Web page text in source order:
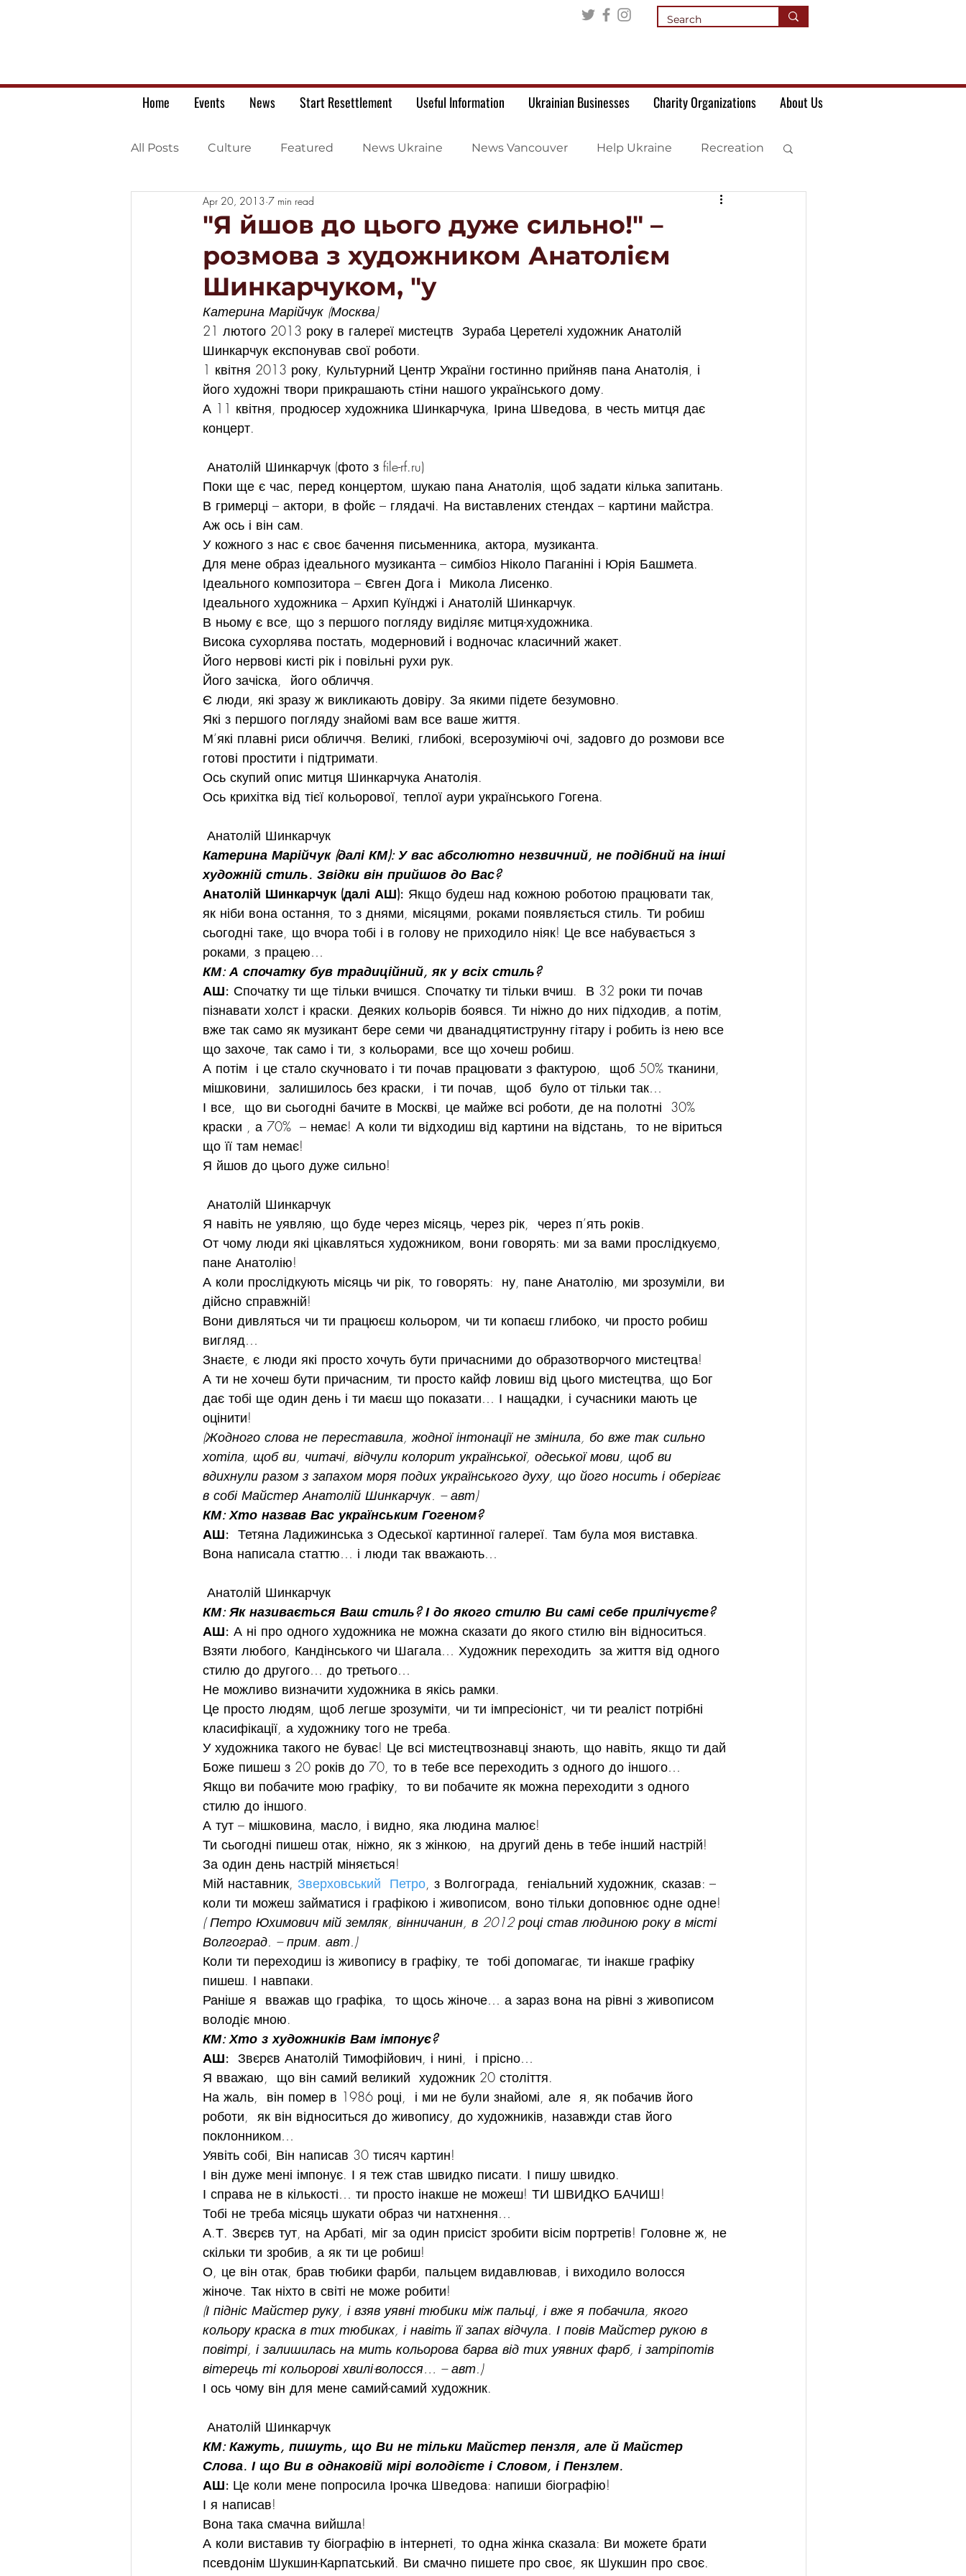
Home Events News Start Resettlement Useful Information Ukrainian Businesses Charity Organizations About Us
All Posts Culture Featured News Ukraine News Vancouver Help Ukraine Recreation
Ukrainian war letters
"Я йшов до цього дуже сильно!" –
розмова з художником Анатолієм
Шинкарчуком, "у
Apr 20, 2013 7 min read
Катерина Марійчук (Москва)
21 лютого 2013 року в галереї мистецтв  Зураба Церетелі художник Анатолій
Шинкарчук експонував свої роботи.
1 квітня 2013 року, Культурний Центр України гостинно прийняв пана Анатолія, і
його художні твори прикрашають стіни нашого українського дому.
А 11 квітня, продюсер художника Шинкарчука, Ірина Шведова, в честь митця дає
концерт.
Анатолій Шинкарчук (фото з file-rf.ru)
Поки ще є час, перед концертом, шукаю пана Анатолія, щоб задати кілька запитань.
В гримерці – актори, в фойє – глядачі. На виставлених стендах – картини майстра.
Аж ось і він сам.
У кожного з нас є своє бачення письменника, актора, музиканта.
Для мене образ ідеального музиканта – симбіоз Ніколо Паганіні і Юрія Башмета.
Ідеального композитора – Євген Дога і  Микола Лисенко.
Ідеального художника – Архип Куїнджі і Анатолій Шинкарчук.
В ньому є все, що з першого погляду виділяє митця-художника.
Висока сухорлява постать, модерновий і водночас класичний жакет.
Його нервові кисті рік і повільні рухи рук.
Його зачіска,  його обличчя.
Є люди, які зразу ж викликають довіру. За якими підете безумовно.
Які з першого погляду знайомі вам все ваше життя.
М‘які плавні риси обличчя. Великі, глибокі, всерозуміючі очі, задовго до розмови все
готові простити і підтримати.
Ось скупий опис митця Шинкарчука Анатолія.
Ось крихітка від тієї кольорової, теплої аури українського Гогена.
Анатолій Шинкарчук
Катерина Марійчук (далі КМ): У вас абсолютно незвичний, не подібний на інші
художній стиль. Звідки він прийшов до Вас?
Анатолій Шинкарчук (далі АШ): Якщо будеш над кожною роботою працювати так,
як ніби вона остання, то з днями, місяцями, роками появляється стиль. Ти робиш
сьогодні таке, що вчора тобі і в голову не приходило ніяк! Це все набувається з
роками, з працею…
КМ: А спочатку був традиційний, як у всіх стиль?
АШ: Спочатку ти ще тільки вчишся. Спочатку ти тільки вчиш.  В 32 роки ти почав
пізнавати холст і краски. Деяких кольорів боявся. Ти ніжно до них підходив, а потім,
вже так само як музикант бере семи чи дванадцятиструнну гітару і робить із нею все
що захоче, так само і ти, з кольорами, все що хочеш робиш.
А потім  і це стало скучновато і ти почав працювати з фактурою,  щоб 50% тканини,
мішковини,  залишилось без краски,  і ти почав,  щоб  було от тільки так…
І все,  що ви сьогодні бачите в Москві, це майже всі роботи, де на полотні  30%
краски , а 70%  – немає! А коли ти відходиш від картини на відстань,  то не віриться
що її там немає!
Я йшов до цього дуже сильно!
Анатолій Шинкарчук
Я навіть не уявляю, що буде через місяць, через рік,  через п’ять років.
От чому люди які цікавляться художником, вони говорять: ми за вами прослідкуємо,
пане Анатолію!
А коли прослідкують місяць чи рік, то говорять:  ну, пане Анатолію, ми зрозуміли, ви
дійсно справжній!
Вони дивляться чи ти працюєш кольором, чи ти копаєш глибоко, чи просто робиш
вигляд…
Знаєте, є люди які просто хочуть бути причасними до образотворчого мистецтва!
А ти не хочеш бути причасним, ти просто кайф ловиш від цього мистецтва, що Бог
дає тобі ще один день і ти маєш що показати… І нащадки, і сучасники мають це
оцінити!
(Жодного слова не переставила, жодної інтонації не змінила, бо вже так сильно
хотіла, щоб ви, читачі, відчули колорит української, одеської мови, щоб ви
вдихнули разом з запахом моря подих українського духу, що його носить і оберігає
в собі Майстер Анатолій Шинкарчук. – авт)
КМ: Хто назвав Вас українським Гогеном?
АШ: Тетяна Ладижинська з Одеської картинної галереї. Там була моя виставка.
Вона написала статтю… і люди так вважають…
Анатолій Шинкарчук
КМ: Як називається Ваш стиль? І до якого стилю Ви самі себе прилічуєте?
АШ: А ні про одного художника не можна сказати до якого стилю він відноситься.
Взяти любого, Кандінського чи Шагала… Художник переходить  за життя від одного
стилю до другого… до третього…
Не можливо визначити художника в якісь рамки.
Це просто людям, щоб легше зрозуміти, чи ти імпресіоніст, чи ти реаліст потрібні
класифікації, а художнику того не треба.
У художника такого не буває! Це всі мистецтвознавці знають, що навіть, якщо ти дай
Боже пишеш з 20 років до 70, то в тебе все переходить з одного до іншого…
Якщо ви побачите мою графіку,  то ви побачите як можна переходити з одного
стилю до іншого.
А тут – мішковина, масло, і видно, яка людина малює!
Ти сьогодні пишеш отак, ніжно, як з жінкою,  на другий день в тебе інший настрій!
За один день настрій міняється!
Мій наставник, Зверховський  Петро, з Волгограда,  геніальний художник, сказав: –
коли ти можеш займатися і графікою і живописом, воно тільки доповнює одне одне!
( Петро Юхимович мій земляк, вінничанин, в 2012 році став людиною року в місті
Волгоград. – прим. авт.)
Коли ти переходиш із живопису в графіку, те  тобі допомагає, ти інакше графіку
пишеш. І навпаки.
Раніше я  вважав що графіка,  то щось жіноче… а зараз вона на рівні з живописом
володіє мною.
КМ: Хто з художників Вам імпонує?
АШ: Звєрєв Анатолій Тимофійович, і нині,  і прісно…
Я вважаю,  що він самий великий  художник 20 століття.
На жаль,  він помер в 1986 році,  і ми не були знайомі, але  я, як побачив його
роботи,  як він відноситься до живопису, до художників, назавжди став його
поклонником…
Уявіть собі, Він написав 30 тисяч картин!
І він дуже мені імпонує. І я теж став швидко писати. І пишу швидко.
І справа не в кількості… ти просто інакше не можеш! ТИ ШВИДКО БАЧИШ!
Тобі не треба місяць шукати образ чи натхнення…
А.Т. Звєрєв тут, на Арбаті, міг за один присіст зробити вісім портретів! Головне ж, не
скільки ти зробив, а як ти це робиш!
О, це він отак, брав тюбики фарби, пальцем видавлював, і виходило волосся
жіноче. Так ніхто в світі не може робити!
(І підніс Майстер руку, і взяв уявні тюбики між пальці, і вже я побачила, якого
кольору краска в тих тюбиках, і навіть її запах відчула. І повів Майстер рукою в
повітрі, і залишилась на мить кольорова барва від тих уявних фарб, і затріпотів
вітерець ті кольорові хвилі-волосся… – авт.)
І ось чому він для мене самий-самий художник.
Анатолій Шинкарчук
КМ: Кажуть, пишуть, що Ви не тільки Майстер пензля, але й Майстер
Слова. І що Ви в однаковій мірі володієте і Словом, і Пензлем.
АШ: Це коли мене попросила Ірочка Шведова: напиши біографію!
І я написав!
Вона така смачна вийшла!
А коли виставив ту біографію в інтернеті, то одна жінка сказала: Ви можете брати
псевдонім Шукшин-Карпатський. Ви смачно пишете про своє, як Шукшин про своє.